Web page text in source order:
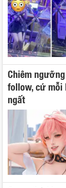
Chiêm
follow, cứ mỗi
ngất